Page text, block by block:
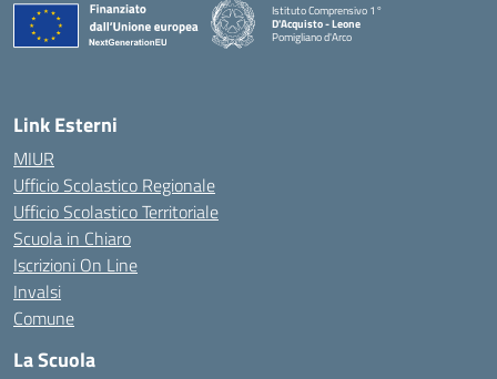
Istituto Comprensivo 1°
D'Acquisto - Leone
Pomigliano d'Arco
— Visita la pagina iniziale della scuola
Link Esterni
MIUR
Ufficio Scolastico Regionale
Ufficio Scolastico Territoriale
Scuola in Chiaro
Iscrizioni On Line
Invalsi
Comune
La Scuola